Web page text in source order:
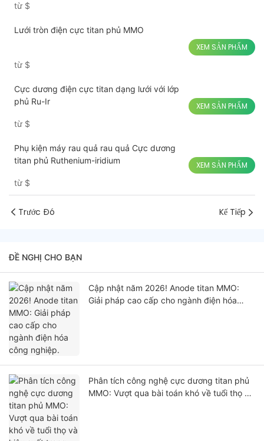
từ $
Lưới tròn điện cực titan phủ MMO
từ $
XEM SẢN PHẨM
Cực dương điện cực titan dạng lưới với lớp
phủ Ru-Ir
từ $
XEM SẢN PHẨM
Phụ kiện máy rau quả rau quả Cực dương
titan phủ Ruthenium-iridium
từ $
XEM SẢN PHẨM
Trước Đó Kế Tiếp
ĐỀ NGHỊ CHO BẠN
Cập nhật năm 2026! Anode titan MMO:
Giải pháp cao cấp cho ngành điện hóa
Phân tích công nghệ cực dương titan phủ
MMO: Vượt qua bài toán khó về tuổi thọ và